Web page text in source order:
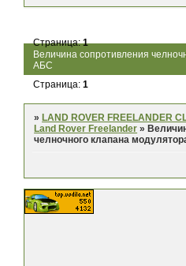
Величина сопротивления
АБС
Страница:1
Страница:1
»LAND ROVER FREELANDER
Land Rover Freelander »
челночного клапана